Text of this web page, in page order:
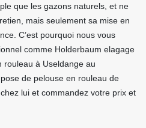
que les gazons naturels, et ne
mais seulement sa mise en
C’est pourquoi nous vous
comme Holderbaum elagage
rouleau à Useldange au
de pelouse en rouleau de
lui et commandez votre prix et